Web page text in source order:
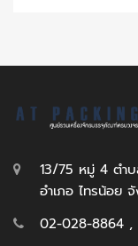
13/75 หมู่ 4 ตำ
อำเภอ ไทรน้อย
02-028-8864 ,